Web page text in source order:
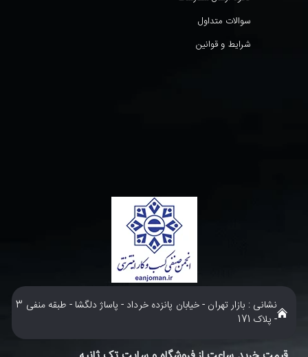
سوالات متداول
شرایط و قوانین
نشانی : بازار تهران - خیابان پانزده خرداد - پاساژ دلگشا - طبقه منفی 3
- پلاک 171